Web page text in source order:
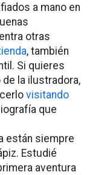
a mano en
otras
, también
Si quieres
la ilustradora,
visitando
que
están siempre
Estudié
aventura